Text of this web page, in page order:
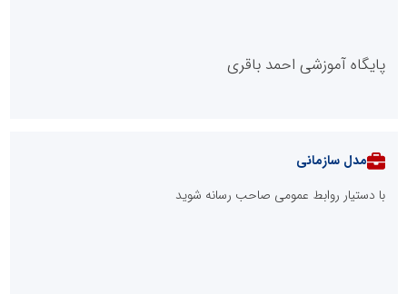
در آینده‌ای که به زبان صفر و یک نوشته می‌شود، سازمان‌های بی‌تحول،
تحول‌آفرین شنای ایران در سطح جهانی
صنعت چوب؛ هنر، خلاقیت و اشتغال در کنار هم، که برای بقا نیازمند